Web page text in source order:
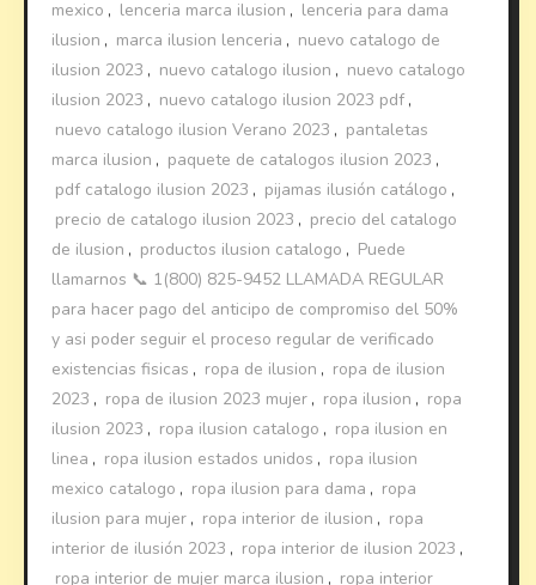
mexico , lenceria marca ilusion , lenceria para dama
ilusion , marca ilusion lenceria , nuevo catalogo de
ilusion 2023 , nuevo catalogo ilusion , nuevo catalogo
ilusion 2023 , nuevo catalogo ilusion 2023 pdf ,
nuevo catalogo ilusion Verano 2023 , pantaletas
marca ilusion , paquete de catalogos ilusion 2023 ,
pdf catalogo ilusion 2023 , pijamas ilusión catálogo ,
precio de catalogo ilusion 2023 , precio del catalogo
de ilusion , productos ilusion catalogo , Puede
llamarnos 📞 1(800) 825-9452 LLAMADA REGULAR
para hacer pago del anticipo de compromiso del 50%
y asi poder seguir el proceso regular de verificado
existencias fisicas , ropa de ilusion , ropa de ilusion
2023 , ropa de ilusion 2023 mujer , ropa ilusion , ropa
ilusion 2023 , ropa ilusion catalogo , ropa ilusion en
linea , ropa ilusion estados unidos , ropa ilusion
mexico catalogo , ropa ilusion para dama , ropa
ilusion para mujer , ropa interior de ilusion , ropa
interior de ilusión 2023 , ropa interior de ilusion 2023 ,
ropa interior de mujer marca ilusion , ropa interior